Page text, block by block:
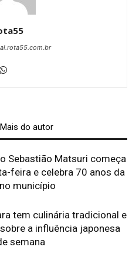
Mais do autor
Sebastião Matsuri começa
feira e celebra 70 anos da
município
tem culinária tradicional e
a influência japonesa
semana